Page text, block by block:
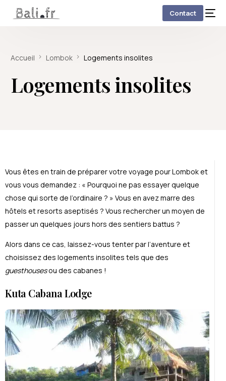
Contact
Accueil Lombok Logements insolites
Logements insolites
Vous êtes en train de préparer votre voyage pour Lombok et
vous vous demandez : « Pourquoi ne pas essayer quelque
chose qui sorte de l’ordinaire ? » Vous en avez marre des
hôtels et resorts aseptisés ? Vous rechercher un moyen de
passer un quelques jours hors des sentiers battus ?
Alors dans ce cas, laissez-vous tenter par l’aventure et
choisissez des logements insolites tels que des
guesthousesou des cabanes !
Kuta Cabana Lodge